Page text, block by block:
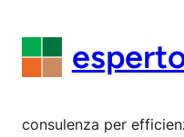
contenuto
consulenza per